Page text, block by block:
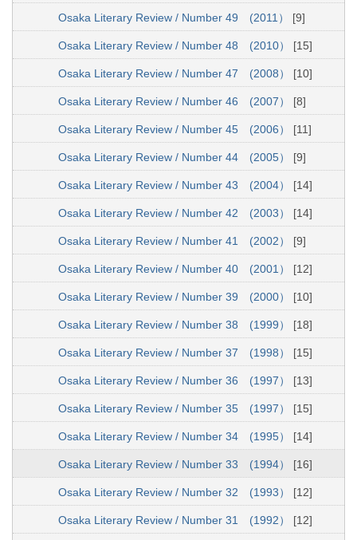
Osaka Literary Review / Number 49 (2011） [9]
Osaka Literary Review / Number 48 (2010） [15]
Osaka Literary Review / Number 47 (2008） [10]
Osaka Literary Review / Number 46 (2007） [8]
Osaka Literary Review / Number 45 (2006） [11]
Osaka Literary Review / Number 44 (2005） [9]
Osaka Literary Review / Number 43 (2004） [14]
Osaka Literary Review / Number 42 (2003） [14]
Osaka Literary Review / Number 41 (2002） [9]
Osaka Literary Review / Number 40 (2001） [12]
Osaka Literary Review / Number 39 (2000） [10]
Osaka Literary Review / Number 38 (1999） [18]
Osaka Literary Review / Number 37 (1998） [15]
Osaka Literary Review / Number 36 (1997） [13]
Osaka Literary Review / Number 35 (1997） [15]
Osaka Literary Review / Number 34 (1995） [14]
Osaka Literary Review / Number 33 (1994） [16]
Osaka Literary Review / Number 32 (1993） [12]
Osaka Literary Review / Number 31 (1992） [12]